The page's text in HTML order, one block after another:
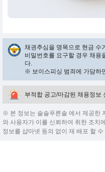
채권추심을 명목으로 현금 수
비밀번호를 요구할 경우 채용
다.
※ 보이스피싱 범죄에 가담하
부적합 공고/마감된 채용정보
※ 본 정보는 솔솔푸른솔 에서 제공한
와 사용자가 이를 신뢰하여 취한 조치
정보를 샵마넷 동의 없이 재 배포 할